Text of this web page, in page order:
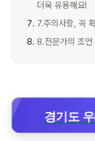
더욱 유용해요!
7.주의사항, 꼭
8.전문가의 조언
경기도